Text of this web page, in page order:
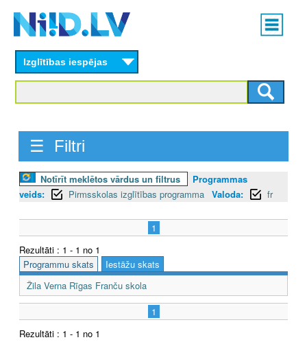
content
Main
menu
Izglītības iespējas
☰ Filtri
Notīrīt meklētos vārdus un filtrus
Programmas
veids:
Pirmsskolas izglītības programma Valoda: fr
1
Rezultāti : 1 - 1 no 1
Programmu skats
Iestāžu skats
Žila Verna Rīgas Franču skola
1
Rezultāti : 1 - 1 no 1